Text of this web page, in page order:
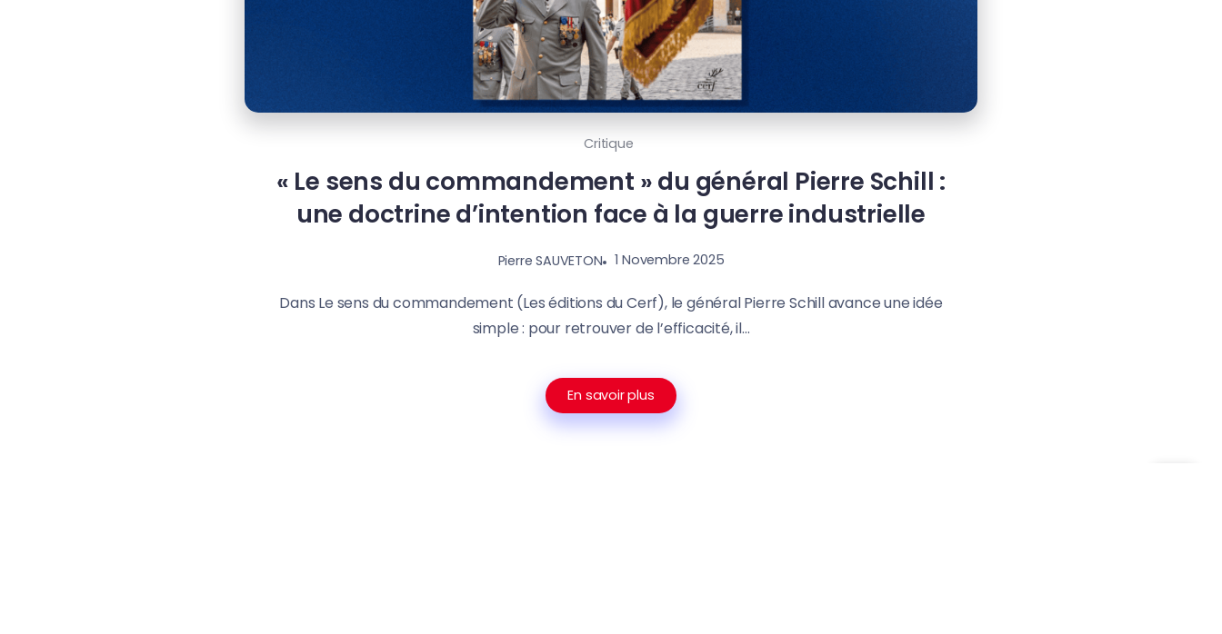
Critique
« Le sens du commandement » du général Pierre Schill :
une doctrine d’intention face à la guerre industrielle
Pierre SAUVETON 1 Novembre 2025
Dans Le sens du commandement (Les éditions du Cerf), le général Pierre Schill avance une idée
simple : pour retrouver de l’efficacité, il...
En savoir plus